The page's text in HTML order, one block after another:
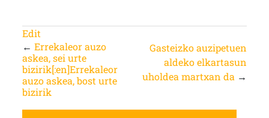
Edit
← Errekaleor auzo
askea, sei urte
bizirik[:en]Errekaleor
auzo askea, bost urte
bizirik
Gasteizko auzipetuen
aldeko elkartasun
uholdea martxan da →